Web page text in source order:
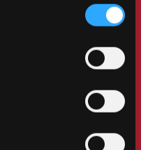
am fywyd fel
Os oes gennych
bydd ein